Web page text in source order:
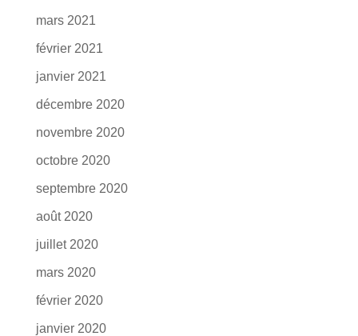
mars 2021
février 2021
janvier 2021
décembre 2020
novembre 2020
octobre 2020
septembre 2020
août 2020
juillet 2020
mars 2020
février 2020
janvier 2020